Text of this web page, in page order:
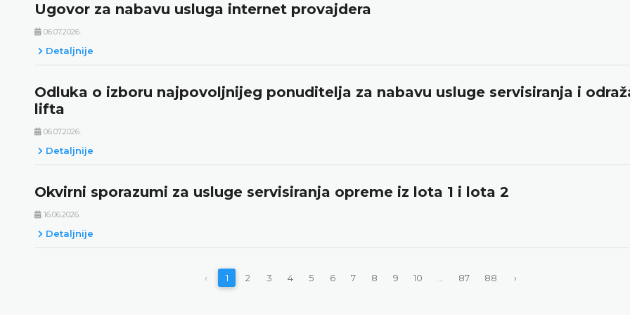
Ugovor za nabavu usluga internet provajdera
06.07.2026.
Detaljnije
Odluka o izboru najpovoljnijeg ponuditelja za nabavu usluge servisiranja i
lifta
06.07.2026.
Detaljnije
Okvirni sporazumi za usluge servisiranja opreme iz lota 1 i lota 2
16.06.2026.
Detaljnije
‹ 1 2 3 4 5 6 7 8 9 10 87 88 ›